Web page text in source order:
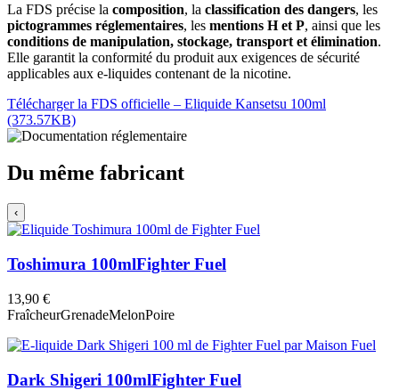
La FDS précise la composition, la classification des dangers, les
pictogrammes réglementaires, les mentions H et P, ainsi que les
conditions de manipulation, stockage, transport et élimination.
Elle garantit la conformité du produit aux exigences de sécurité
applicables aux e-liquides contenant de la nicotine.
Télécharger la FDS officielle – Eliquide Kansetsu 100ml
(373.57KB)
Du même fabricant
‹
Toshimura 100mlFighter Fuel
13,90 €
FraîcheurGrenadeMelonPoire
Dark Shigeri 100mlFighter Fuel